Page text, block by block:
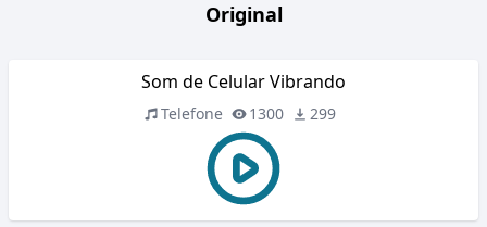
Original
Som de Celular Vibrando
Telefone 1300 299